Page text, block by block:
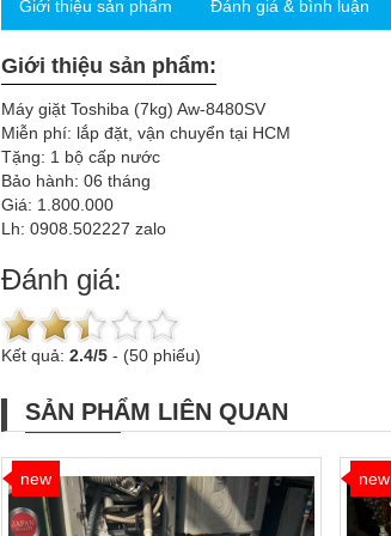
Giới thiệu sản phẩm Đánh giá & bình luận
Giới thiệu sản phẩm:
Máy giặt Toshiba (7kg) Aw-8480SV
Miễn phí: lắp đặt, vận chuyển tại HCM
Tặng: 1 bộ cấp nước
Bảo hành: 06 tháng
Giá: 1.800.000
Lh: 0908.502227 zalo
Đánh giá:
Kết quả: 2.4/5 - (50 phiếu)
SẢN PHẨM LIÊN QUAN
new new